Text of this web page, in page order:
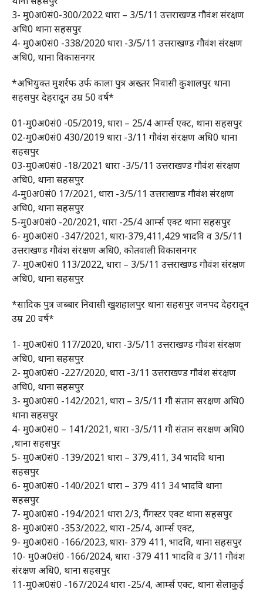
3- मु0अ0सं0-300/2022 धारा – 3/5/11 उत्तराखण्ड गौवंश संरक्षण
अधि0 थाना सहसपुर
4- मु0अ0सं0 -338/2020 धारा -3/5/11 उत्तराखण्ड गौवंश संरक्षण
अधि0, थाना विकासनगर
*अभियुक्त मुशर्रफ उर्फ काला पुत्र अख्तर निवासी कुशालपुर थाना
सहसपुर देहरादून उम्र 50 वर्ष*
01-मु0अ0सं0 -05/2019, धारा – 25/4 आर्म्स एक्ट, थाना सहसपुर
02-मु0अ0सं0 430/2019 धारा -3/11 गौवंश संरक्षण अधि0 थाना
सहसपुर
03-मु0अ0सं0 -18/2021 धारा -3/5/11 उत्तराखण्ड गौवंश संरक्षण
अधि0, थाना सहसपुर
4-मु0अ0सं0 17/2021, धारा -3/5/11 उत्तराखण्ड गौवंश संरक्षण
अधि0, थाना सहसपुर
5-मु0अ0सं0 -20/2021, धारा -25/4 आर्म्स एक्ट थाना सहसपुर
6- मु0अ0सं0 -347/2021, धारा-379,411,429 भादवि व 3/5/11
उत्तराखण्ड गौवंश संरक्षण अधि0, कोतवाली विकासनगर
7- मु0अ0सं0 113/2022, धारा – 3/5/11 उत्तराखण्ड गौवंश संरक्षण
अधि0, थाना सहसपुर
*सादिक पुत्र जब्बार निवासी खुशहालपुर थाना सहसपुर जनपद देहरादून
उम्र 20 वर्ष*
1- मु0अ0सं0 117/2020, धारा -3/5/11 उत्तराखण्ड गौवंश संरक्षण
अधि0, थाना सहसपुर
2- मु0अ0सं0 -227/2020, धारा -3/11 उत्तराखण्ड गौवंश संरक्षण
अधि0, थाना सहसपुर
3- मु0अ0सं0 -142/2021, धारा – 3/5/11 गौ संतान सरक्षण अधि0
थाना सहसपुर
4- मु0अ0सं0 – 141/2021, धारा -3/5/11 गौ संतान सरक्षण अधि0
,थाना सहसपुर
5- मु0अ0सं0 -139/2021 धारा – 379,411, 34 भादवि थाना
सहसपुर
6- मु0अ0सं0 -140/2021 धारा – 379 411 34 भादवि थाना
सहसपुर
7- मु0अ0सं0 -194/2021 धारा 2/3, गैंगस्टर एक्ट थाना सहसपुर
8- मु0अ0सं0 -353/2022, धारा -25/4, आर्म्स एक्ट,
9- मु0अ0सं0 -166/2023, धारा- 379 411, भादवि, थाना सहसपुर
10- मु0अ0सं0 -166/2024, धारा -379 411 भादवि व 3/11 गौवंश
संरक्षण अधि0, थाना सहसपुर
11-मु0अ0सं0 -167/2024 धारा -25/4, आर्म्स एक्ट, थाना सेलाकुई